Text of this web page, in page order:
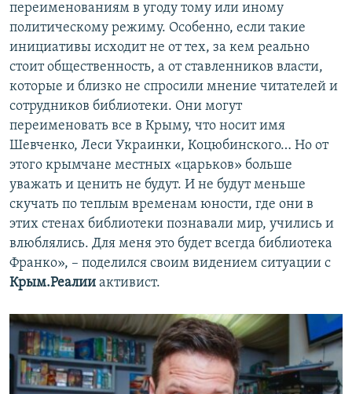
переименованиям в угоду тому или иному
политическому режиму. Особенно, если такие
инициативы исходит не от тех, за кем реально
стоит общественность, а от ставленников власти,
которые и близко не спросили мнение читателей и
сотрудников библиотеки. Они могут
переименовать все в Крыму, что носит имя
Шевченко, Леси Украинки, Коцюбинского… Но от
этого крымчане местных «царьков» больше
уважать и ценить не будут. И не будут меньше
скучать по теплым временам юности, где они в
этих стенах библиотеки познавали мир, учились и
влюблялись. Для меня это будет всегда библиотека
Франко», – поделился своим видением ситуации с
Крым.Реалии активист.